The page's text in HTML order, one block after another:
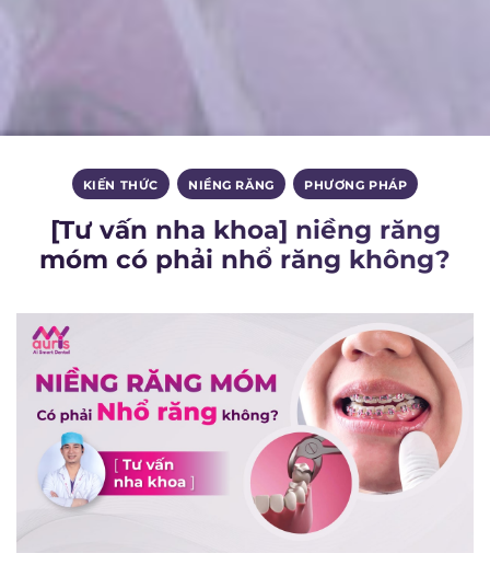
KIẾN THỨC , NIỀNG RĂNG , PHƯƠNG PHÁP
[Tư vấn nha khoa] niềng răng
móm có phải nhổ răng không?